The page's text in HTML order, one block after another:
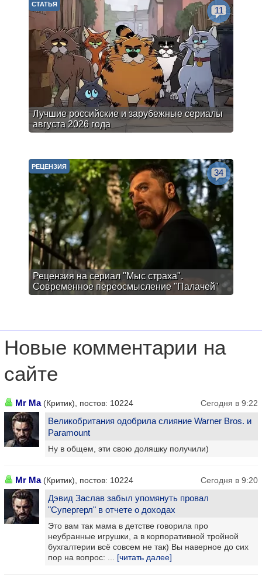
Лучшие российские и зарубежные сериалы
августа 2026 года
СТАТЬЯ
11
Рецензия на сериал "Мыс страха".
Современное переосмысление "Палачей"
РЕЦЕНЗИЯ
34
Новые комментарии на
сайте
Mr Ma(Критик), постов: 10224 Сегодня в 9:22
Великобритания одобрила слияние Warner Bros. и
Paramount
Ну в общем, эти свою доляшку получили)
Mr Ma(Критик), постов: 10224 Сегодня в 9:20
Дэвид Заслав забыл упомянуть провал
"Супергерл" в отчете о доходах
Это вам так мама в детстве говорила про
неубранные игрушки, а в корпоративной тройной
бухгалтерии всё совсем не так) Вы наверное до сих
пор на вопрос: ... [читать далее]